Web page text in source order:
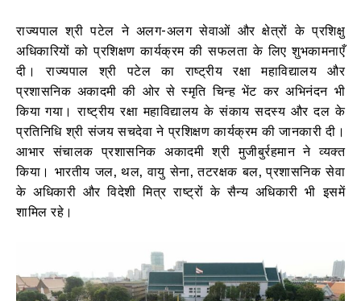
राज्यपाल श्री पटेल ने अलग-अलग सेवाओं और क्षेत्रों के प्रशिक्षु
अधिकारियों को प्रशिक्षण कार्यक्रम की सफलता के लिए शुभकामनाएँ
दी। राज्यपाल श्री पटेल का राष्ट्रीय रक्षा महाविद्यालय और
प्रशासनिक अकादमी की ओर से स्मृति चिन्ह भेंट कर अभिनंदन भी
किया गया। राष्ट्रीय रक्षा महाविद्यालय के संकाय सदस्य और दल के
प्रतिनिधि श्री संजय सचदेवा ने प्रशिक्षण कार्यक्रम की जानकारी दी।
आभार संचालक प्रशासनिक अकादमी श्री मुजीबुर्रहमान ने व्यक्त
किया। भारतीय जल, थल, वायु सेना, तटरक्षक बल, प्रशासनिक सेवा
के अधिकारी और विदेशी मित्र राष्ट्रों के सैन्य अधिकारी भी इसमें
शामिल रहे।